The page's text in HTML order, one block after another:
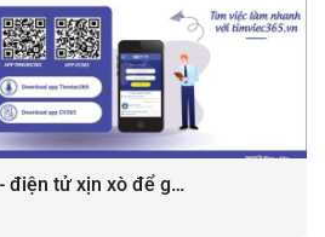
Bí quyết săn job điện - điện tử xịn xò để gia tăng thu nhập ⚡